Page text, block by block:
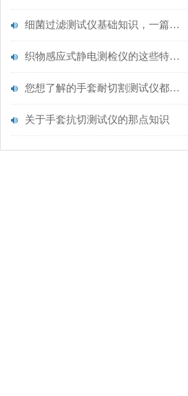
细菌过滤测试仪基础知识，一篇搞定
织物感应式静电测检仪的这些特点很少有人都知道
您想了解的手套耐切割测试仪都在这里了
关于手套抗切测试仪的那点知识